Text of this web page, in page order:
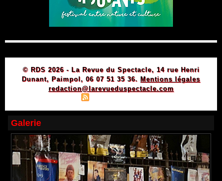
© RDS 2026 - La Revue du Spectacle, 14 rue Henri
Dunant, Paimpol, 06 07 51 35 36. Mentions légales
redaction@larevueduspectacle.com
Galerie